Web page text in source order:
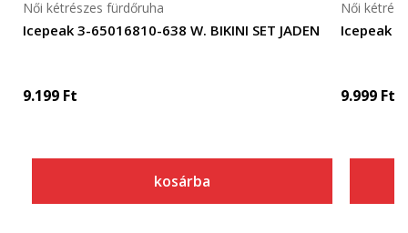
Icepeak 3-65016810-638 W. BIKINI SET JADEN
Női kétrészes fürdőruha
9.199 Ft
kosárba
Icepeak
Női
9.999 Ft